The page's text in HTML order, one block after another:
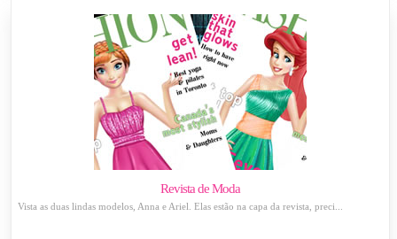
Revista de Moda
Vista as duas lindas modelos, Anna e Ariel. Elas estão na capa da revista, preci...